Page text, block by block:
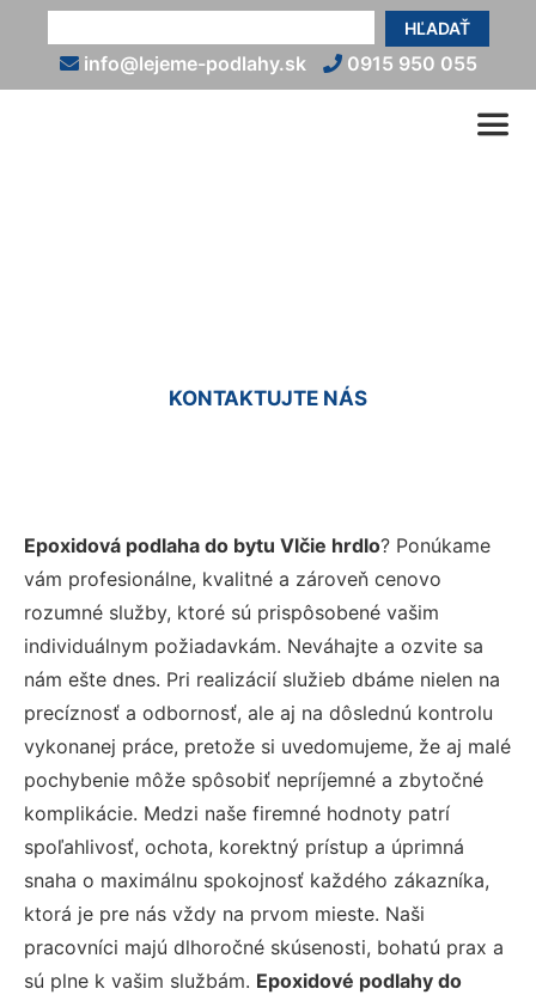
HĽADAŤ
info@lejeme-podlahy.sk 0915 950 055
KONTAKTUJTE NÁS
Epoxidová podlaha do bytu Vlčie hrdlo? Ponúkame
vám profesionálne, kvalitné a zároveň cenovo
rozumné služby, ktoré sú prispôsobené vašim
individuálnym požiadavkám. Neváhajte a ozvite sa
nám ešte dnes. Pri realizácií služieb dbáme nielen na
precíznosť a odbornosť, ale aj na dôslednú kontrolu
vykonanej práce, pretože si uvedomujeme, že aj malé
pochybenie môže spôsobiť nepríjemné a zbytočné
komplikácie. Medzi naše firemné hodnoty patrí
spoľahlivosť, ochota, korektný prístup a úprimná
snaha o maximálnu spokojnosť každého zákazníka,
ktorá je pre nás vždy na prvom mieste. Naši
pracovníci majú dlhoročné skúsenosti, bohatú prax a
sú plne k vašim službám. Epoxidové podlahy do